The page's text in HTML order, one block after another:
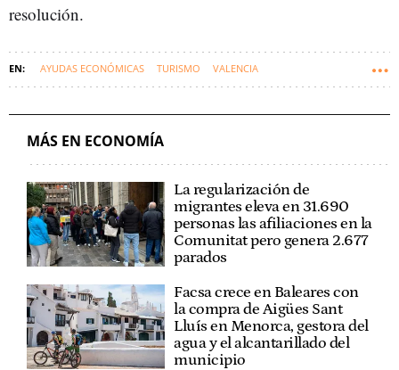
resolución.
AYUDAS ECONÓMICAS TURISMO VALENCIA
MÁS EN ECONOMÍA
La regularización de
migrantes eleva en 31.690
personas las afiliaciones en la
Comunitat pero genera 2.677
parados
Facsa crece en Baleares con
la compra de Aigües Sant
Lluís en Menorca, gestora del
agua y el alcantarillado del
municipio